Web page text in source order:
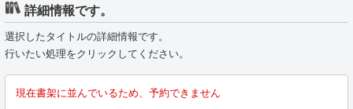
詳細情報です。
選択したタイトルの詳細情報です。
行いたい処理をクリックしてください。
現在書架に並んでいるため、予約できません